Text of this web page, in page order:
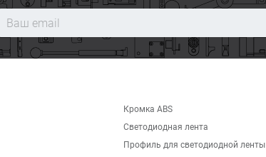
Кромка ABS
Светодиодная лента
Профиль для светодиодной ленты